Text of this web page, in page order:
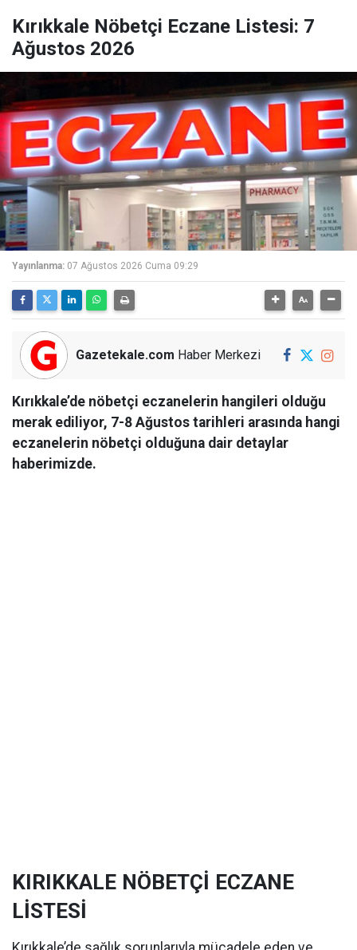
Kırıkkale Nöbetçi Eczane Listesi: 7
Ağustos 2026
Yayınlanma: 07 Ağustos 2026 Cuma 09:29
Gazetekale.com Haber Merkezi
Kırıkkale’de nöbetçi eczanelerin hangileri olduğu
merak ediliyor, 7-8 Ağustos tarihleri arasında hangi
eczanelerin nöbetçi olduğuna dair detaylar
haberimizde.
KIRIKKALE NÖBETÇİ ECZANE
LİSTESİ